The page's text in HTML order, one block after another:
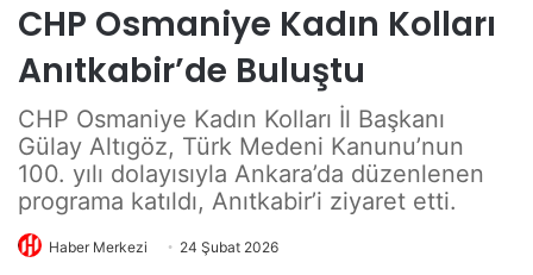
CHP Osmaniye Kadın Kolları
Anıtkabir’de Buluştu
CHP Osmaniye Kadın Kolları İl Başkanı
Gülay Altıgöz, Türk Medeni Kanunu’nun
100. yılı dolayısıyla Ankara’da düzenlenen
programa katıldı, Anıtkabir’i ziyaret etti.
Haber Merkezi 24 Şubat 2026